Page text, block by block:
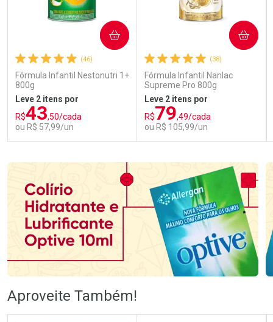
(46)
Fórmula Infantil Nestonutri 1+
800g
Leve 2 itens por
R$43,50/cada
ou R$ 57,99/un
COMPRAR
(38)
Fórmula Infantil Nanlac
Supreme Pro 800g
Leve 2 itens por
R$79,49/cada
ou R$ 105,99/un
COMPRAR
Laboratório
Por Menos
Aproveite Também!